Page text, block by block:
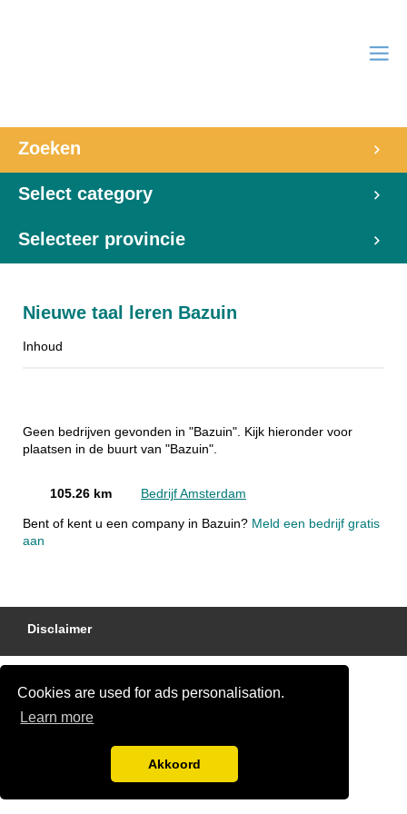
Cookies are used for ads personalisation.
Learn more
Akkoord
Zoeken
Select category
Selecteer provincie
Nieuwe taal leren Bazuin
Inhoud
Geen bedrijven gevonden in "Bazuin". Kijk hieronder voor
plaatsen in de buurt van "Bazuin".
105.26 km Bedrijf Amsterdam
Bent of kent u een company in Bazuin? Meld een bedrijf gratis
aan
Disclaimer